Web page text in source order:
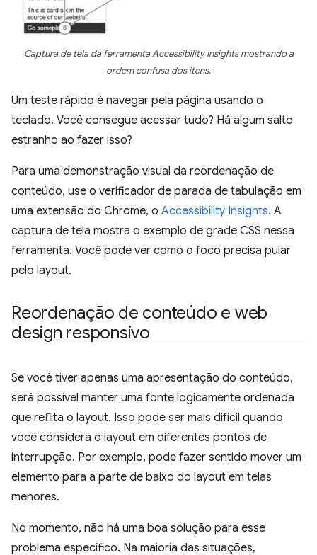
Captura de tela da ferramenta Accessibility Insights mostrando a
ordem confusa dos itens.
Um teste rápido é navegar pela página usando o
teclado. Você consegue acessar tudo? Há algum salto
estranho ao fazer isso?
Para uma demonstração visual da reordenação de
conteúdo, use o verificador de parada de tabulação em
uma extensão do Chrome, o Accessibility Insights. A
captura de tela mostra o exemplo de grade CSS nessa
ferramenta. Você pode ver como o foco precisa pular
pelo layout.
Reordenação de conteúdo e web
design responsivo
Se você tiver apenas uma apresentação do conteúdo,
será possível manter uma fonte logicamente ordenada
que reflita o layout. Isso pode ser mais difícil quando
você considera o layout em diferentes pontos de
interrupção. Por exemplo, pode fazer sentido mover um
elemento para a parte de baixo do layout em telas
menores.
No momento, não há uma boa solução para esse
problema específico. Na maioria das situações,